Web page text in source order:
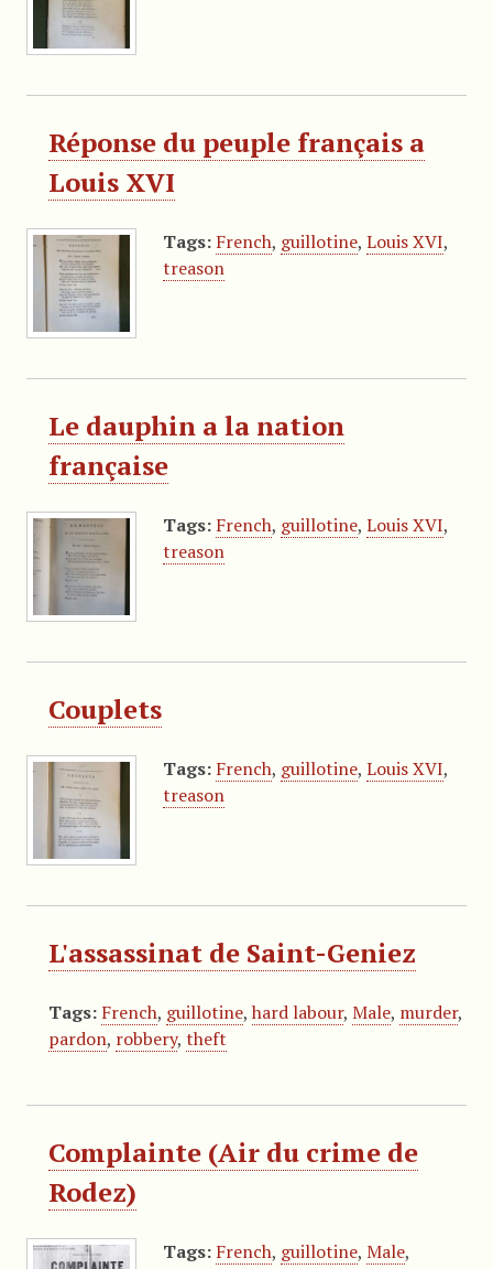
Réponse du peuple français a
Louis XVI
Tags: French, guillotine, Louis XVI,
treason
Le dauphin a la nation
française
Tags: French, guillotine, Louis XVI,
treason
Couplets
Tags: French, guillotine, Louis XVI,
treason
L'assassinat de Saint-Geniez
Tags: French, guillotine, hard labour, Male, murder,
pardon, robbery, theft
Complainte (Air du crime de
Rodez)
Tags: French, guillotine, Male,